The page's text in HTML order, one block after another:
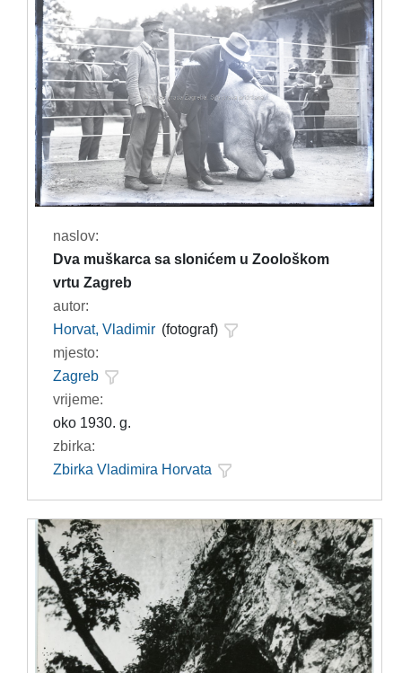
naslov:
Dva muškarca sa slonićem u Zoološkom
vrtu Zagreb
autor:
Horvat, Vladimir (fotograf)
mjesto:
Zagreb
vrijeme:
oko 1930. g.
zbirka:
Zbirka Vladimira Horvata